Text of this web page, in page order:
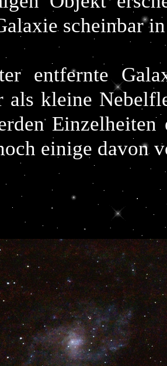
scheinbar
entfernte
als kleine
Einzelheiten
einige davon